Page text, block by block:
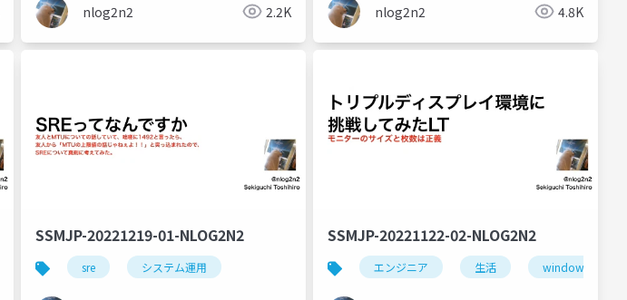
nlog2n2 2.2K nlog2n2 4.8K
SSMJP-20221219-01-NLOG2N2
sre システム運用
SSMJP-20221122-02-NLOG2N2
エンジニア 生活 windows